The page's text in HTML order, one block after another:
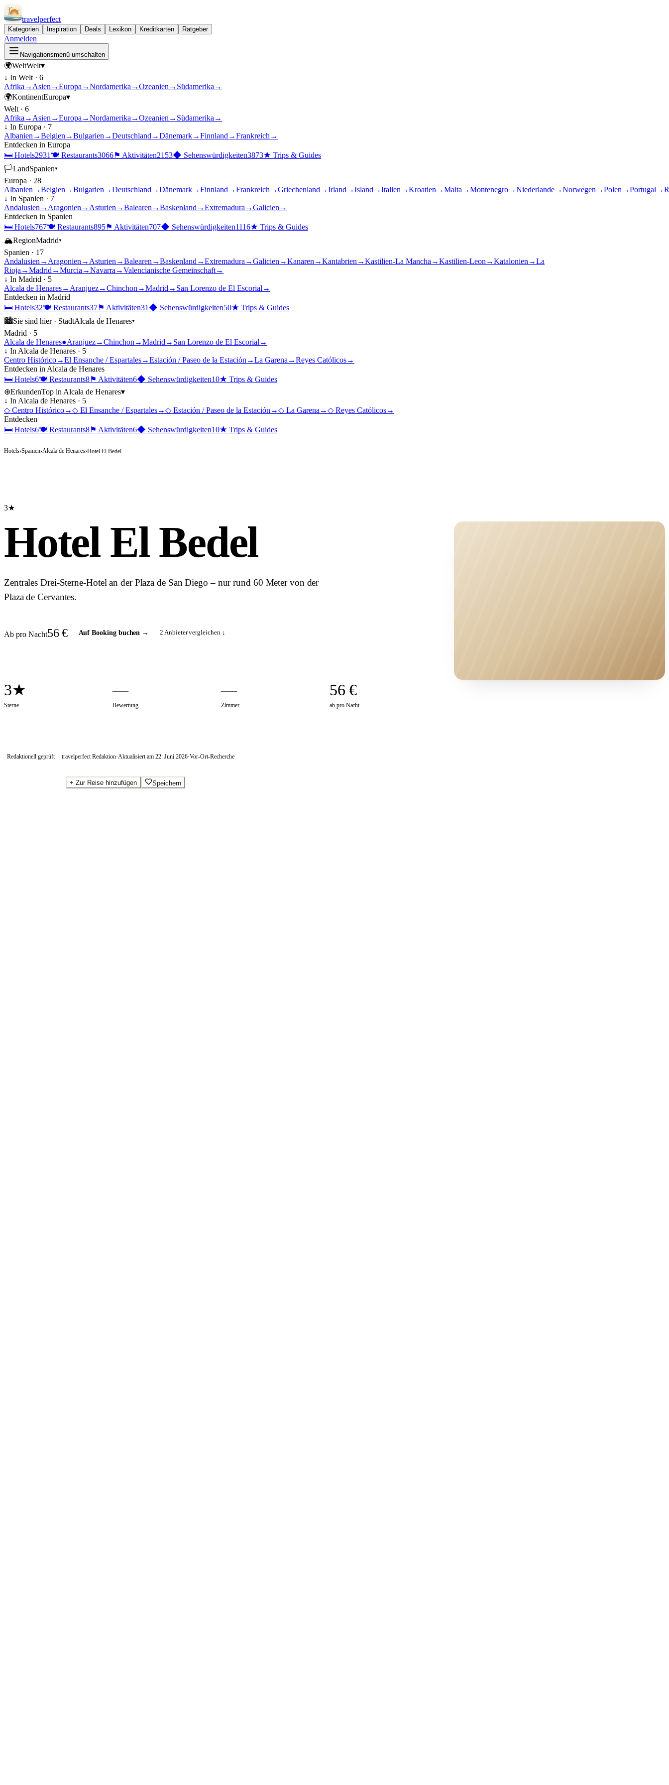
travelperfect
Kategorien Inspiration Deals Lexikon Kreditkarten Ratgeber
Anmelden
Navigationsmenü umschalten
🌍WeltWelt▾
↓ In Welt · 6
Afrika → Asien →Europa →Nordamerika →Ozeanien → Südamerika →
🌍KontinentEuropa▾
Welt · 6
Afrika → Asien →Europa →Nordamerika →Ozeanien → Südamerika →
↓ In Europa · 7
Albanien →Belgien →Bulgarien →Deutschland →Dänemark→Finnland →Frankreich →
Entdecken in Europa
🛏 Hotels2931 🍽 Restaurants3066⚑ Aktivitäten2153◆ Sehenswürdigkeiten3873★ Trips & Guides
🏳LandSpanien▾
Europa · 28
Albanien →Belgien →Bulgarien →Deutschland →Dänemark→Finnland →Frankreich →Griechenland →Irland →Island →Italien →Kroatien →Malta →Montenegro→Niederlande→Norwegen →Polen →Portugal →
↓ In Spanien · 7
Andalusien → Aragonien → Asturien →Balearen →Baskenland →Extremadura →Galicien →
Entdecken in Spanien
🛏 Hotels767🍽 Restaurants895⚑ Aktivitäten707◆ Sehenswürdigkeiten1116★ Trips & Guides
🏔RegionMadrid▾
Spanien · 17
Andalusien → Aragonien → Asturien →Balearen →Baskenland →Extremadura →Galicien →Kanaren →Kantabrien →Kastilien-La Mancha →Kastilien-Leon →Katalonien →La
Rioja →Madrid →Murcia →Navarra →Valencianische Gemeinschaft→
↓ In Madrid · 5
Alcala de Henares→ Aranjuez→Chinchon →Madrid → San Lorenzo de El Escorial →
Entdecken in Madrid
🛏 Hotels32🍽 Restaurants37⚑ Aktivitäten31 ◆ Sehenswürdigkeiten50★ Trips & Guides
🏙Sie sind hier · StadtAlcala de Henares▾
Madrid · 5
Alcala de Henares●Aranjuez→Chinchon →Madrid → San Lorenzo de El Escorial →
↓ In Alcala de Henares · 5
Centro Histórico→El Ensanche / Espartales→Estación / Paseo de la Estación →La Garena →Reyes Católicos→
Entdecken in Alcala de Henares
🛏 Hotels6🍽 Restaurants8⚑ Aktivitäten6◆ Sehenswürdigkeiten10★ Trips & Guides
⊕ErkundenTop in Alcala de Henares▾
↓ In Alcala de Henares · 5
◇ Centro Histórico→◇ El Ensanche / Espartales→◇ Estación / Paseo de la Estación →◇ La Garena →◇ Reyes Católicos→
Entdecken
🛏 Hotels6🍽 Restaurants8⚑ Aktivitäten6◆ Sehenswürdigkeiten10★ Trips & Guides
Hotels›Spanien›Alcala de Henares›Hotel El Bedel
3★
Hotel El Bedel
Zentrales Drei-Sterne-Hotel an der Plaza de San Diego – nur rund 60 Meter von der
Plaza de Cervantes.
Ab pro Nacht56 € Auf Booking buchen → 2 Anbieter vergleichen ↓
3★
Sterne
—
Bewertung
—
Zimmer
56 €
ab pro Nacht
Redaktionell geprüft travelperfect Redaktion·Aktualisiert am 22. Juni 2026·Vor-Ort-Recherche
+ Zur Reise hinzufügen Speichern